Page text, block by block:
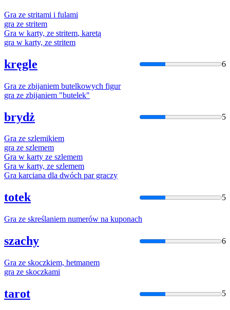
Gra ze stritami i fulami
gra ze stritem
Gra w karty, ze stritem, karetą
gra w karty, ze stritem
kręgle 6
Gra ze zbijaniem butelkowych figur
gra ze zbijaniem "butelek"
brydż 5
Gra ze szlemikiem
gra ze szlemem
Gra w karty ze szlemem
Gra w karty, ze szlemem
Gra karciana dla dwóch par graczy
totek 5
Gra ze skreślaniem numerów na kuponach
szachy 6
Gra ze skoczkiem, hetmanem
gra ze skoczkami
tarot 5